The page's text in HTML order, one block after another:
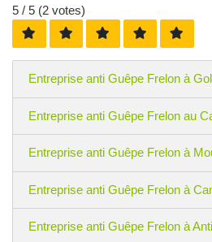
5 / 5 (2 votes)
Entreprise anti Guêpe Frelon à
Entreprise anti Guêpe Frelon au
Entreprise anti Guêpe Frelon à
Entreprise anti Guêpe Frelon à
Entreprise anti Guêpe Frelon à